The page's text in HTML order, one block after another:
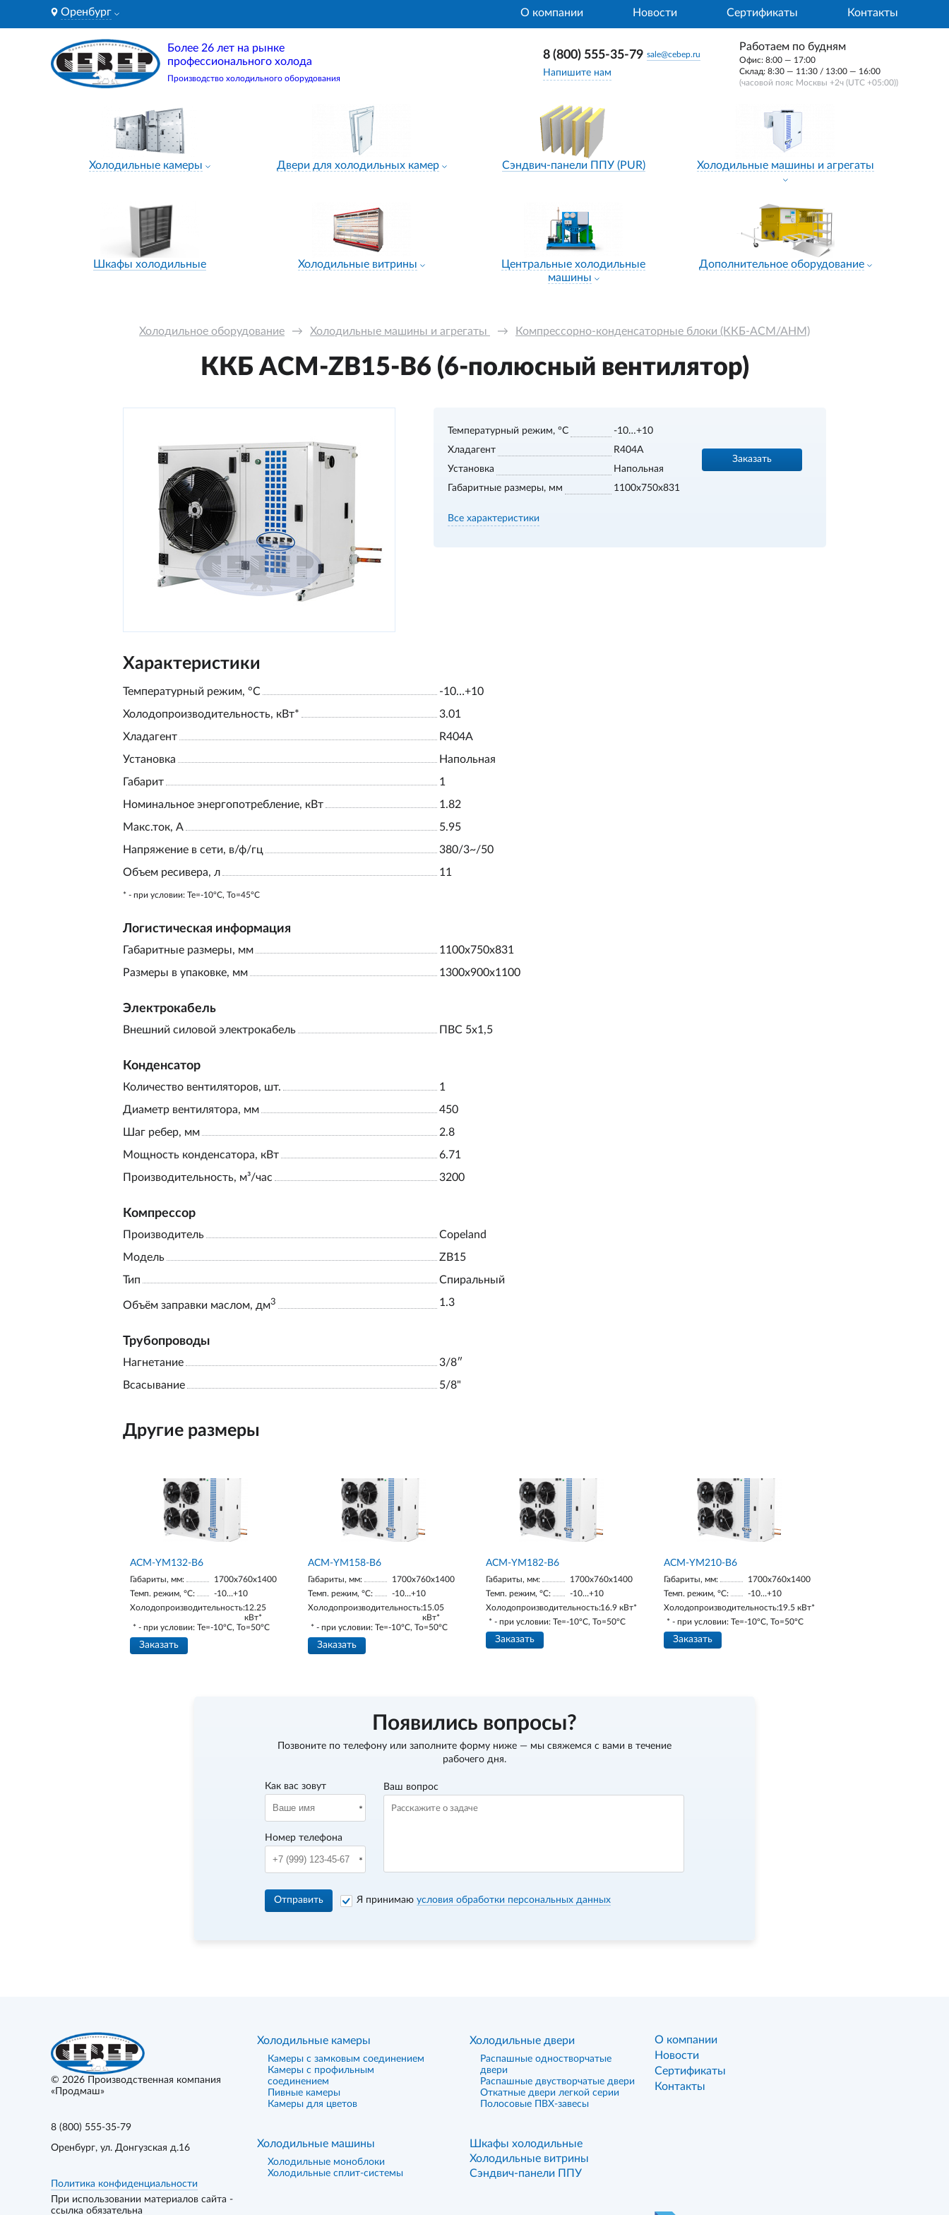
Оренбург О компании Новости Сертификаты Контакты
Более 26 лет на рынке
профессионального холода
Производство холодильного оборудования
8 (800) 555-35-79 sale@cebep.ru
Напишите нам
Работаем по будням
Офис: 8:00 — 17:00
Склад: 8:30 — 11:30 / 13:00 — 16:00
(часовой пояс Москвы +2ч (UTC +05:00))
Холодильные камеры Двери для холодильных камер Сэндвич-панели ППУ (PUR) Холодильные машины и агрегаты
Шкафы холодильные Холодильные витрины
Центральные холодильные
машины
Дополнительное оборудование
Холодильное оборудование → Холодильные машины и агрегаты → Компрессорно-конденсаторные блоки (ККБ-АСМ/АНМ)
ККБ ACM-ZB15-В6 (6-полюсный вентилятор)
Температурный режим, °С
-10…+10
Хладагент
R404A
Установка
Напольная
Габаритные размеры, мм
1100х750х831
Заказать
Все характеристики
Характеристики
Температурный режим, °С
-10…+10
Холодопроизводительность, кВт*
3.01
Хладагент
R404A
Установка
Напольная
Габарит
1
Номинальное энергопотребление, кВт
1.82
Макс.ток, А
5.95
Напряжение в сети, в/ф/гц
380/3~/50
Объем ресивера, л
11
* - при условии: Te=-10ºC, To=45ºC
Логистическая информация
Габаритные размеры, мм
1100х750х831
Размеры в упаковке, мм
1300х900х1100
Электрокабель
Внешний силовой электрокабель ПВС 5х1,5
Конденсатор
Количество вентиляторов, шт.
1
Диаметр вентилятора, мм
450
Шаг ребер, мм
2.8
Мощность конденсатора, кВт
6.71
Производительность, м³/час
3200
Компрессор
Производитель
Copeland
Модель
ZB15
Тип
Спиральный
Объём заправки маслом, дм3 1.3
Трубопроводы
Нагнетание
3/8ʺ
Всасывание
5/8"
Другие размеры
АСМ-YM132-В6
Габариты, мм:
1700х760х1400
Темп. режим, °С:
-10…+10
Холодопроизводительность:12.25
кВт*
* - при условии: Te=-10ºC, To=50ºC
Заказать
АСМ-YM158-В6
Габариты, мм:
1700х760х1400
Темп. режим, °С:
-10…+10
Холодопроизводительность:15.05
кВт*
* - при условии: Te=-10ºC, To=50ºC
Заказать
АСМ-YM182-В6
Габариты, мм:
1700х760х1400
Темп. режим, °С:
-10…+10
Холодопроизводительность:16.9 кВт*
* - при условии: Te=-10ºC, To=50ºC
Заказать
АСМ-YM210-В6
Габариты, мм:
1700х760х1400
Темп. режим, °С:
-10…+10
Холодопроизводительность:19.5 кВт*
* - при условии: Te=-10ºC, To=50ºC
Заказать
Появились вопросы?
Позвоните по телефону или заполните форму ниже — мы свяжемся с вами в течение
рабочего дня.
Как вас зовут
Номер телефона
Ваш вопрос
Отправить Я принимаю условия обработки персональных данных
© 2026
Производственная компания
«Продмаш»
8 (800) 555-35-79
Оренбург, ул. Донгузская д.16
Политика конфиденциальности
При использовании материалов сайта -
ссылка обязательна
Холодильные камеры
Камеры с замковым соединением
Камеры с профильным
соединением
Пивные камеры
Камеры для цветов
Холодильные двери
Распашные одностворчатые
двери
Распашные двустворчатые двери
Откатные двери легкой серии
Полосовые ПВХ-завесы
Холодильные машины
Холодильные моноблоки
Холодильные сплит-системы
Шкафы холодильные
Холодильные витрины
Сэндвич-панели ППУ
О компании
Новости
Сертификаты
Контакты